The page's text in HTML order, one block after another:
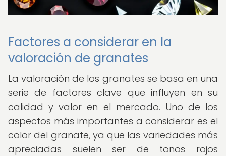
Factores a considerar en la
valoración de granates
La valoración de los granates se basa en una
serie de factores clave que influyen en su
calidad y valor en el mercado. Uno de los
aspectos más importantes a considerar es el
color del granate, ya que las variedades más
apreciadas suelen ser de tonos rojos